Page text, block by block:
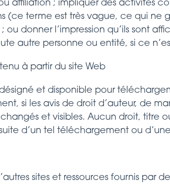
affiliation ; impliquer des activités
(ce terme est très vague, ce qui ne
donner l’impression qu’ils sont
autre personne ou entité, si ce
à partir du site Web
et disponible pour
si les avis de droit d’auteur, de
et visibles. Aucun droit, titre
d’un tel téléchargement ou
sites et ressources fournis par